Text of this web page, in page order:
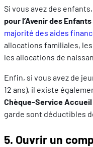
Si vous avez des
pour l’Avenir des Enfants
majorité des aides
allocations familiales,
les allocations de
Enfin, si vous avez de
12 ans), il existe
Chèque-Service Accueil
garde sont déductibles
5. Ouvrir un